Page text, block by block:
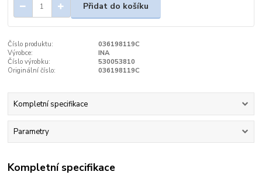
Přidat do košíku
Číslo produktu:
036198119C
Výrobce:
INA
Číslo výrobku:
530053810
Originální číslo:
036198119C
Kompletní specifikace
Parametry
Kompletní specifikace